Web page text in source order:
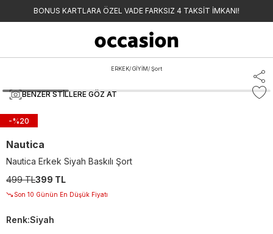
BONUS KARTLARA ÖZEL VADE FARKSIZ 4 TAKSİT İMKANI!
ERKEK/GİYİM/Şort
BENZER STILLERE GÖZ AT
-%20
Nautica
Nautica Erkek Siyah Baskılı Şort
499 TL399 TL
Son 10 Günün En Düşük Fiyatı
Renk:Siyah